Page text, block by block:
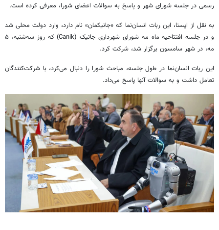
رسمی در جلسه شورای شهر و پاسخ به سوالات اعضای شورا، معرفی کرده است.
به نقل از ایسنا، این ربات انسان‌نما که «جانیکمان» نام دارد، وارد دولت محلی شد
و در جلسه افتتاحیه ماه مه شورای شهرداری جانیک (Canik) که روز سه‌شنبه، ۵
مه، در شهر سامسون برگزار شد، شرکت کرد.
این ربات انسان‌نما در طول جلسه، مباحث شورا را دنبال می‌کرد، با شرکت‌کنندگان
تعامل داشت و به سوالات آنها پاسخ می‌داد.